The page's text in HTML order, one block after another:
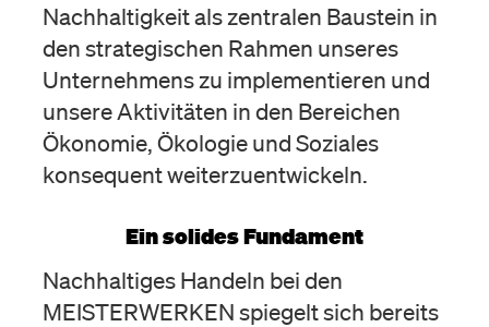
Nachhaltigkeit als zentralen Baustein in
den strategischen Rahmen unseres
Unternehmens zu implementieren und
unsere Aktivitäten in den Bereichen
Ökonomie, Ökologie und Soziales
konsequent weiterzuentwickeln.
Ein solides Fundament
Nachhaltiges Handeln bei den
MEISTERWERKEN spiegelt sich bereits